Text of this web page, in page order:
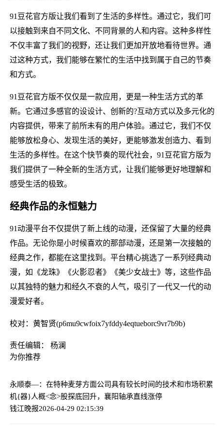
91豆花官方版让我们看到了生活的多样性。通过它，我们可
以接触到来自不同文化、不同背景的人和内容。这种多样性
不仅丰富了我们的视野，还让我们更加开放地看待世界。通
过这种方式，我们能够在繁忙的生活中找到属于自己的节奏
和方式。
91豆花官方版不仅仅是一款应用，更是一种生活方式的革
新。它通过多感官的设设计、创新的?互动方式以及多元化的
内容提供，带来了前所未有的用户体验。通过它，我们不仅
能够放松身心、发现生活的美好，更能够激发创造力、看到
生活的多样性。在这个快节奏的现代社会，91豆花官方版为
我们提供了一种全新的生活方式，让我们能够更好地理解和
感受生活的极致。
经典作品的永恒魅力
91动漫平台不仅提供了新上线的动漫，还保留了大量的经典
作品。无论你是小时候喜欢的那部动漫，还是第一次接触的
经典之作，都能在这里找到。平台精心挑选了一系列经典动
漫，如《龙珠》《火影忍者》《美少女战士》等，这些作品
以其独特的魅力和经久不衰的人气，吸引了一代又一代的动
漫爱好者。
校对：黄智贤(p6mu9cwfoix7yfddy4eqtueborc9vr7b9b)
责任编辑： 杨澜
为你推荐
永顺泰—：在特种麦芽方面公司具有较长时间的技术和市场积累
机{器}人概<念>股探底回升，襄阳轴承直线涨停
钱江晚报2026-04-29 02:15:39